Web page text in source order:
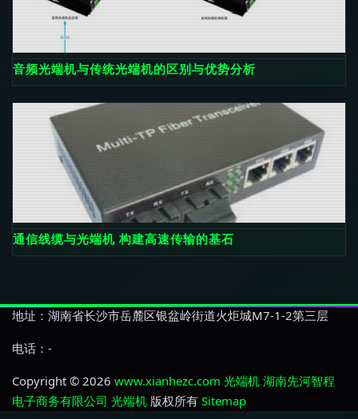
音频光端机与传统光端机的区别与优势分析
通信线缆与光端机 构建高速传输的基石
地址：湖南省长沙市岳麓区银盆岭街道火炬城M7-1-2第三层
电话：-
Copyright © 2026 www.xianhezc.com 光端机 湖南先河智程
电子商务有限公司 光端机 版权所有 Sitemap